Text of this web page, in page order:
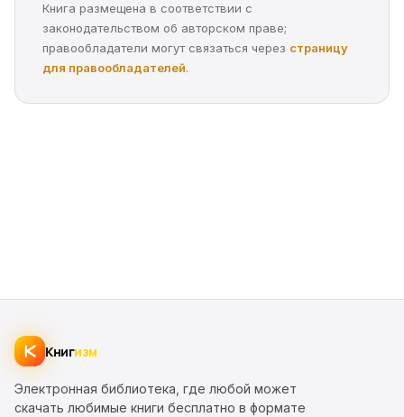
Книга размещена в соответствии с
законодательством об авторском праве;
правообладатели могут связаться через страницу
для правообладателей.
Книгизм
Электронная библиотека, где любой может
скачать любимые книги бесплатно в формате